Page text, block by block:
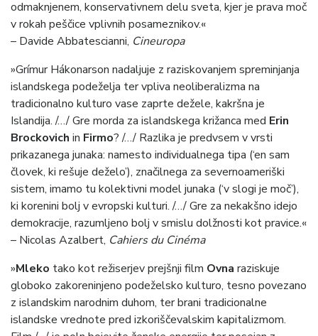
odmaknjenem, konservativnem delu sveta, kjer je prava moč
v rokah peščice vplivnih posameznikov.«
– Davide Abbatescianni, Cineuropa
»Grímur Hákonarson nadaljuje z raziskovanjem spreminjanja
islandskega podeželja ter vpliva neoliberalizma na
tradicionalno kulturo vase zaprte dežele, kakršna je
Islandija. /…/ Gre morda za islandskega križanca med Erin
Brockovich in Firmo? /…/ Razlika je predvsem v vrsti
prikazanega junaka: namesto individualnega tipa (‘en sam
človek, ki rešuje deželo’), značilnega za severnoameriški
sistem, imamo tu kolektivni model junaka (‘v slogi je moč’),
ki korenini bolj v evropski kulturi. /…/ Gre za nekakšno idejo
demokracije, razumljeno bolj v smislu dolžnosti kot pravice.«
– Nicolas Azalbert, Cahiers du Cinéma
»Mleko tako kot režiserjev prejšnji film Ovna raziskuje
globoko zakoreninjeno podeželsko kulturo, tesno povezano
z islandskim narodnim duhom, ter brani tradicionalne
islandske vrednote pred izkoriščevalskim kapitalizmom.